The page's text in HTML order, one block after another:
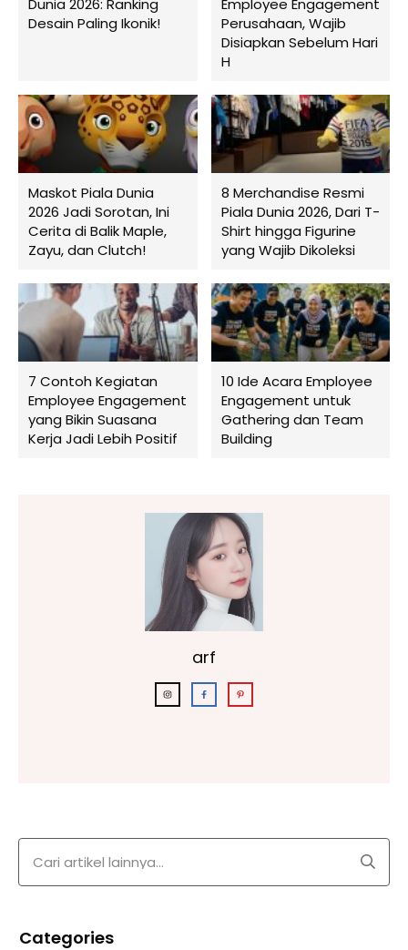
Dunia 2026: Ranking
Desain Paling Ikonik!
Employee Engagement
Perusahaan, Wajib
Disiapkan Sebelum Hari
H
Maskot Piala Dunia
2026 Jadi Sorotan, Ini
Cerita di Balik Maple,
Zayu, dan Clutch!
8 Merchandise Resmi
Piala Dunia 2026, Dari T-
Shirt hingga Figurine
yang Wajib Dikoleksi
7 Contoh Kegiatan
Employee Engagement
yang Bikin Suasana
Kerja Jadi Lebih Positif
10 Ide Acara Employee
Engagement untuk
Gathering dan Team
Building
arf
Categories